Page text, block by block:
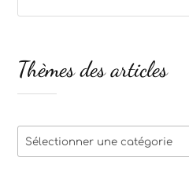
Thèmes des articles
Thèmes
des